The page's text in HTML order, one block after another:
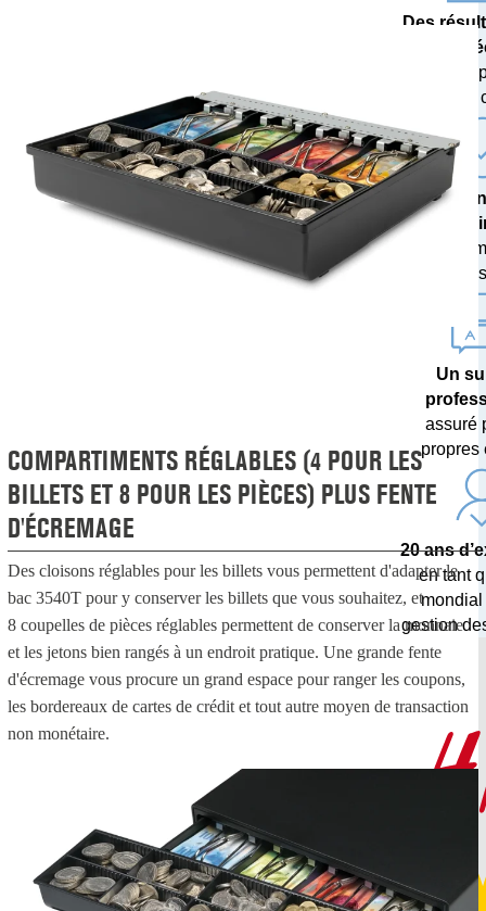
COMPARTIMENTS RÉGLABLES (4 POUR LES
BILLETS ET 8 POUR LES PIÈCES) PLUS FENTE
D'ÉCREMAGE
Des cloisons réglables pour les billets vous permettent d'adapter le
bac 3540T pour y conserver les billets que vous souhaitez, et
8 coupelles de pièces réglables permettent de conserver la monnaie
et les jetons bien rangés à un endroit pratique. Une grande fente
d'écremage vous procure un grand espace pour ranger les coupons,
les bordereaux de cartes de crédit et tout autre moyen de transaction
non monétaire.
Des
testés
banques
Une
avec des
de
Un
assuré
propres
20 ans
en tant
gestion